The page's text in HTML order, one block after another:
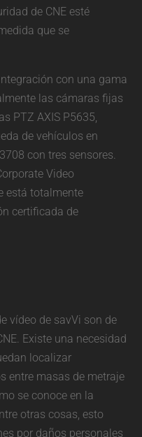
de CNE esté
que se
con una gama
las cámaras fijas
PTZ AXIS P5635,
de vehículos en
con tres sensores.
Video
está totalmente
certificada de
vídeo de savVi son de
Existe una necesidad
localizar
entre masas de metraje
se conoce en la
otras cosas, esto
por daños personales